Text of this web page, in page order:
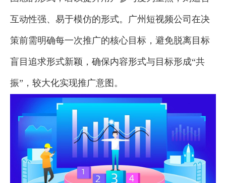
互动性强、易于模仿的形式。广州短视频公司在决
策前需明确每一次推广的核心目标，避免脱离目标
盲目追求形式新颖，确保内容形式与目标形成“共
振”，较大化实现推广意图。